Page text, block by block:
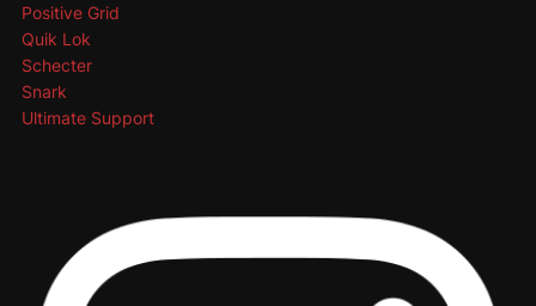
Positive Grid
Quik Lok
Schecter
Snark
Ultimate Support